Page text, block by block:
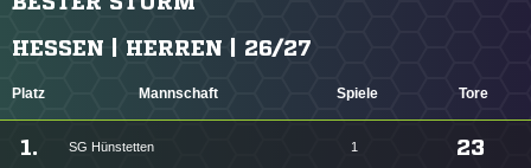
HESSEN | HERREN | 26/27
Platz Mannschaft Spiele Tore
1. SG Hünstetten 1 23